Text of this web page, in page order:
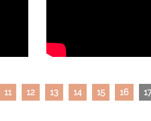
11 12 13 14 15 16 17